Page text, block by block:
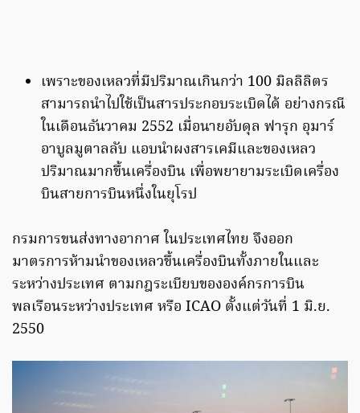
เพราะของเหลวที่มีปริมาณเกินกว่า 100 มิลลิลิตร
สามารถนำไปใช้เป็นสารประกอบระเบิดได้ อย่างกรณี
ในเดือนธันวาคม 2552 เมื่อนายอับดุล ฟารุก อุมาร์
อาบูลมูตาลลับ แอบนำผงสารเคมีและของเหลว
ปริมาณมากขึ้นเครื่องบิน เพื่อพยายามระเบิดเครื่อง
บินสายการบินหนึ่งในยุโรป
กรมการขนส่งทางอากาศ ในประเทศไทย จึงออก
มาตรการห้ามนำของเหลวขึ้นเครื่องบินทั้งภายในและ
ระหว่างประเทศ ตามกฎระเบียบขององค์กรการบิน
พลเรือนระหว่างประเทศ หรือ ICAO ตั้งแต่วันที่ 1 มิ.ย.
2550